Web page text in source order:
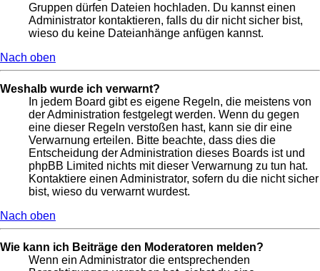
Gruppen dürfen Dateien hochladen. Du kannst einen
Administrator kontaktieren, falls du dir nicht sicher bist,
wieso du keine Dateianhänge anfügen kannst.
Nach oben
Weshalb wurde ich verwarnt?
In jedem Board gibt es eigene Regeln, die meistens von
der Administration festgelegt werden. Wenn du gegen
eine dieser Regeln verstoßen hast, kann sie dir eine
Verwarnung erteilen. Bitte beachte, dass dies die
Entscheidung der Administration dieses Boards ist und
phpBB Limited nichts mit dieser Verwarnung zu tun hat.
Kontaktiere einen Administrator, sofern du die nicht sicher
bist, wieso du verwarnt wurdest.
Nach oben
Wie kann ich Beiträge den Moderatoren melden?
Wenn ein Administrator die entsprechenden